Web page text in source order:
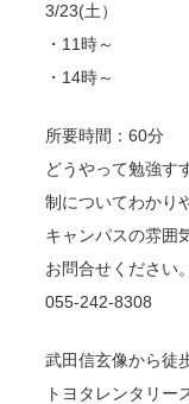
3/23(土）
・11時～
・14時～
所要時間：60分
どうやって勉強す
制についてわかり
キャンパスの雰囲
お問合せください。
055-242-8308
武田信玄像から徒
トヨタレンタリー